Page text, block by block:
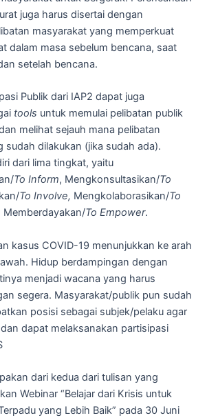
juga harus disertai dengan
masyarakat yang memperkuat
dalam masa sebelum bencana, saat
setelah bencana.
Publik dari IAP2 dapat juga
tools untuk memulai pelibatan publik
melihat sejauh mana pelibatan
sudah dilakukan (jika sudah ada).
dari lima tingkat, yaitu
To Inform, Mengkonsultasikan/To
To Involve, Mengkolaborasikan/To
Memberdayakan/To Empower.
kasus COVID-19 menunjukkan ke arah
Hidup berdampingan dengan
menjadi wacana yang harus
segera. Masyarakat/publik pun sudah
posisi sebagai subjek/pelaku agar
dapat melaksanakan partisipasi
dari kedua dari tulisan yang
Webinar “Belajar dari Krisis untuk
yang Lebih Baik” pada 30 Juni